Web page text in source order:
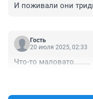
И поживали они
Гость
20 июля 2025, 02:33
Что-то маловато........